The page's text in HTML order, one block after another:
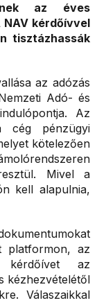
az éves
NAV kérdőívvel
tisztázhassák
az adózás
Adó- és
Az
cég pénzügyi
kötelezően
Mivel a
kell alapulnia,
platformon, az
az
kézhezvételétől
Válaszaikkal